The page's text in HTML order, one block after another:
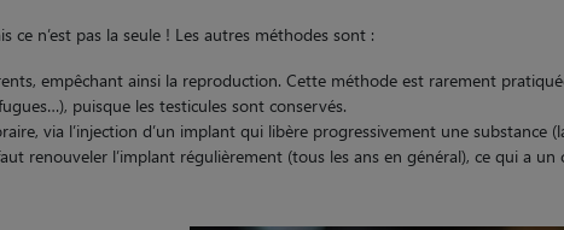
ce n’est pas la seule ! Les autres méthodes sont :
empêchant ainsi la reproduction. Cette méthode est rarement
puisque les testicules sont conservés.
via l’injection d’un implant qui libère progressivement une substance
renouveler l’implant régulièrement (tous les ans en général), ce qui a un